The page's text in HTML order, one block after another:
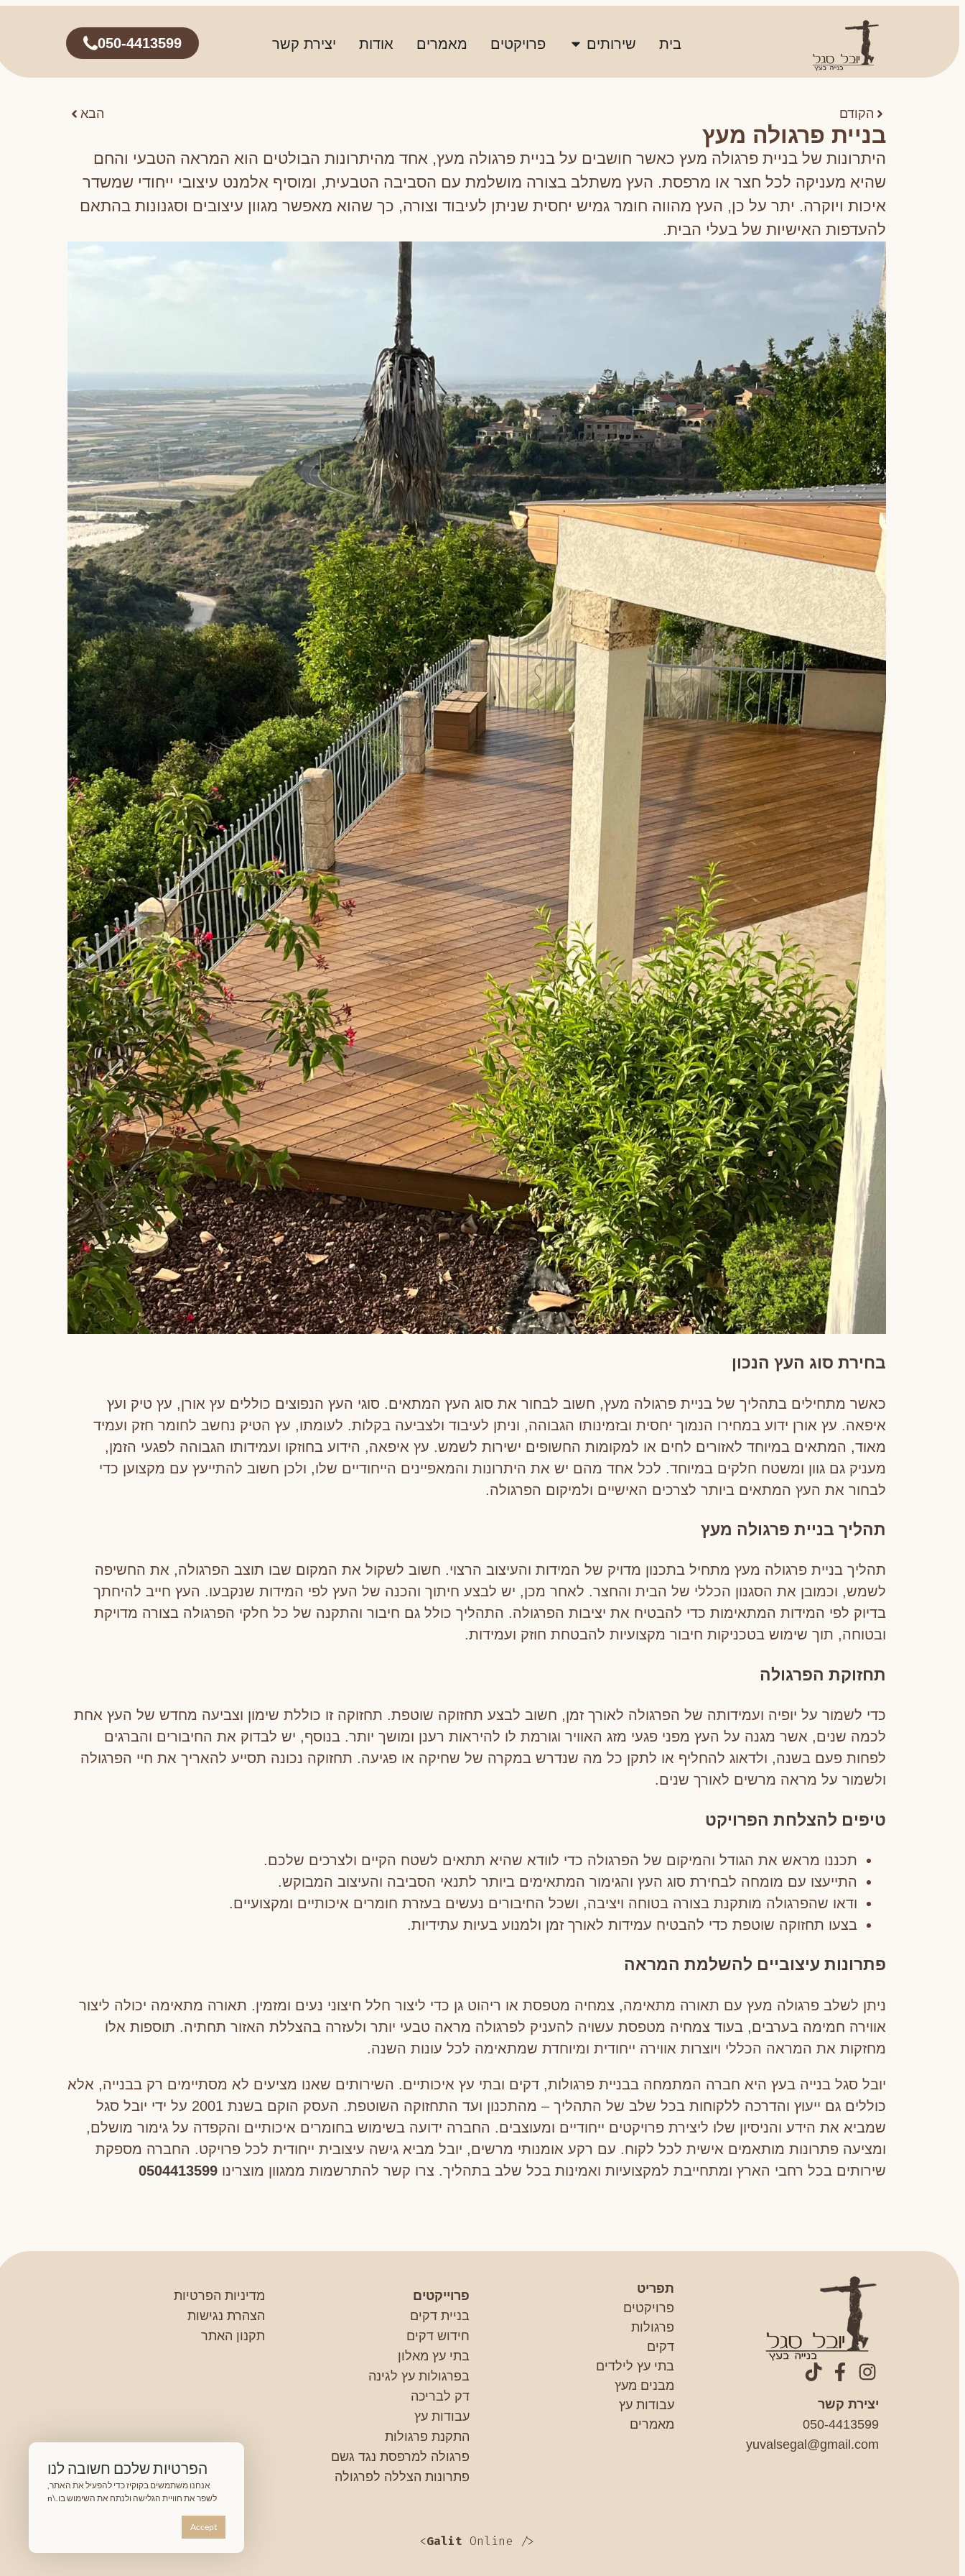
בית שירותים פרויקטים מאמרים אודות יצירת קשר 050-4413599
הקודם הבא
בניית פרגולה מעץ
היתרונות של בניית פרגולה מעץ כאשר חושבים על בניית פרגולה מעץ, אחד מהיתרונות הבולטים הוא המראה הטבעי והחם
שהיא מעניקה לכל חצר או מרפסת. העץ משתלב בצורה מושלמת עם הסביבה הטבעית, ומוסיף אלמנט עיצובי ייחודי שמשדר
איכות ויוקרה. יתר על כן, העץ מהווה חומר גמיש יחסית שניתן לעיבוד וצורה, כך שהוא מאפשר מגוון עיצובים וסגנונות בהתאם
להעדפות האישיות של בעלי הבית.
בחירת סוג העץ הנכון
כאשר מתחילים בתהליך של בניית פרגולה מעץ, חשוב לבחור את סוג העץ המתאים. סוגי העץ הנפוצים כוללים עץ אורן, עץ טיק ועץ
איפאה. עץ אורן ידוע במחירו הנמוך יחסית ובזמינותו הגבוהה, וניתן לעיבוד ולצביעה בקלות. לעומתו, עץ הטיק נחשב לחומר חזק ועמיד
מאוד, המתאים במיוחד לאזורים לחים או למקומות החשופים ישירות לשמש. עץ איפאה, הידוע בחוזקו ועמידותו הגבוהה לפגעי הזמן,
מעניק גם גוון ומשטח חלקים במיוחד. לכל אחד מהם יש את היתרונות והמאפיינים הייחודיים שלו, ולכן חשוב להתייעץ עם מקצוען כדי
לבחור את העץ המתאים ביותר לצרכים האישיים ולמיקום הפרגולה.
תהליך בניית פרגולה מעץ
תהליך בניית פרגולה מעץ מתחיל בתכנון מדויק של המידות והעיצוב הרצוי. חשוב לשקול את המקום שבו תוצב הפרגולה, את החשיפה
לשמש, וכמובן את הסגנון הכללי של הבית והחצר. לאחר מכן, יש לבצע חיתוך והכנה של העץ לפי המידות שנקבעו. העץ חייב להיחתך
בדיוק לפי המידות המתאימות כדי להבטיח את יציבות הפרגולה. התהליך כולל גם חיבור והתקנה של כל חלקי הפרגולה בצורה מדויקת
ובטוחה, תוך שימוש בטכניקות חיבור מקצועיות להבטחת חוזק ועמידות.
תחזוקת הפרגולה
כדי לשמור על יופיה ועמידותה של הפרגולה לאורך זמן, חשוב לבצע תחזוקה שוטפת. תחזוקה זו כוללת שימון וצביעה מחדש של העץ אחת
לכמה שנים, אשר מגנה על העץ מפני פגעי מזג האוויר וגורמת לו להיראות רענן ומושך יותר. בנוסף, יש לבדוק את החיבורים והברגים
לפחות פעם בשנה, ולדאוג להחליף או לתקן כל מה שנדרש במקרה של שחיקה או פגיעה. תחזוקה נכונה תסייע להאריך את חיי הפרגולה
ולשמור על מראה מרשים לאורך שנים.
טיפים להצלחת הפרויקט
תכננו מראש את הגודל והמיקום של הפרגולה כדי לוודא שהיא תתאים לשטח הקיים ולצרכים שלכם.
התייעצו עם מומחה לבחירת סוג העץ והגימור המתאימים ביותר לתנאי הסביבה והעיצוב המבוקש.
ודאו שהפרגולה מותקנת בצורה בטוחה ויציבה, ושכל החיבורים נעשים בעזרת חומרים איכותיים ומקצועיים.
בצעו תחזוקה שוטפת כדי להבטיח עמידות לאורך זמן ולמנוע בעיות עתידיות.
פתרונות עיצוביים להשלמת המראה
ניתן לשלב פרגולה מעץ עם תאורה מתאימה, צמחיה מטפסת או ריהוט גן כדי ליצור חלל חיצוני נעים ומזמין. תאורה מתאימה יכולה ליצור
אווירה חמימה בערבים, בעוד צמחיה מטפסת עשויה להעניק לפרגולה מראה טבעי יותר ולעזרה בהצללת האזור תחתיה. תוספות אלו
מחזקות את המראה הכללי ויוצרות אווירה ייחודית ומיוחדת שמתאימה לכל עונות השנה.
יובל סגל בנייה בעץ היא חברה המתמחה בבניית פרגולות, דקים ובתי עץ איכותיים. השירותים שאנו מציעים לא מסתיימים רק בבנייה, אלא
כוללים גם ייעוץ והדרכה ללקוחות בכל שלב של התהליך – מהתכנון ועד התחזוקה השוטפת. העסק הוקם בשנת 2001 על ידי יובל סגל
שמביא את הידע והניסיון שלו ליצירת פרויקטים ייחודיים ומעוצבים. החברה ידועה בשימוש בחומרים איכותיים והקפדה על גימור מושלם,
ומציעה פתרונות מותאמים אישית לכל לקוח. עם רקע אומנותי מרשים, יובל מביא גישה עיצובית ייחודית לכל פרויקט. החברה מספקת
שירותים בכל רחבי הארץ ומתחייבת למקצועיות ואמינות בכל שלב בתהליך. צרו קשר להתרשמות ממגוון מוצרינו 0504413599
יצירת קשר
050-4413599
yuvalsegal@gmail.com
תפריט
פרויקטים
פרגולות
דקים
בתי עץ לילדים
מבנים מעץ
עבודות עץ
מאמרים
פרוייקטים
בניית דקים
חידוש דקים
בתי עץ מאלון
בפרגולות עץ לגינה
דק לבריכה
עבודות עץ
התקנת פרגולות
פרגולה למרפסת נגד גשם
פתרונות הצללה לפרגולה
מדיניות הפרטיות
הצהרת נגישות
תקנון האתר
<Galit Online />
הפרטיות שלכם חשובה לנו
אנחנו משתמשים בקוקיז כדי להפעיל את האתר,
לשפר את חוויית הגלישה ולנתח את השימוש בו.\n
Accept